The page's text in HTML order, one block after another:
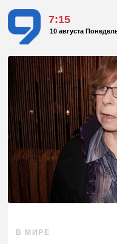
7:15
10 августа
В МИРЕ